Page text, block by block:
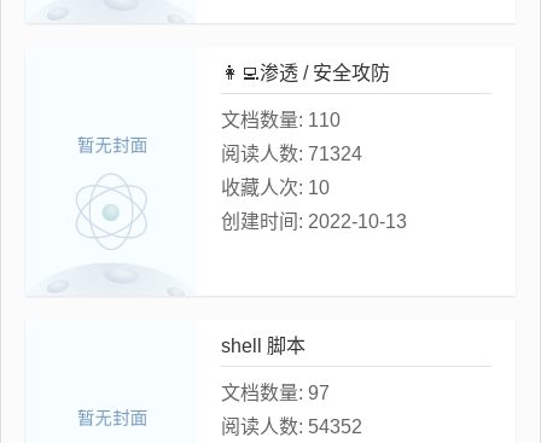
👩‍💻渗透 / 安全攻防
文档数量: 110
阅读人数: 71324
收藏人次: 10
创建时间: 2022-10-13
shell 脚本
文档数量: 97
阅读人数: 54352